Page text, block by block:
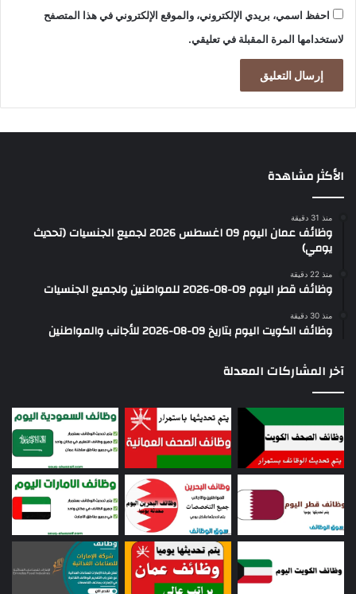
احفظ اسمي، بريدي الإلكتروني، والموقع الإلكتروني في هذا المتصفح
لاستخدامها المرة المقبلة في تعليقي.
الأكثر مشاهدة
منذ 31 دقيقة
وظائف عمان اليوم 09 اغسطس 2026 لجميع الجنسيات (تحديث
يومي)
منذ 22 دقيقة
وظائف قطر اليوم 09-08-2026 للمواطنين ولجميع الجنسيات
منذ 30 دقيقة
وظائف الكويت اليوم بتاريخ 09-08-2026 للأجانب والمواطنين
آخر المشاركات المعدلة